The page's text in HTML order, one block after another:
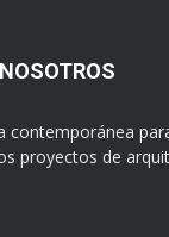
contemporánea
proyectos de